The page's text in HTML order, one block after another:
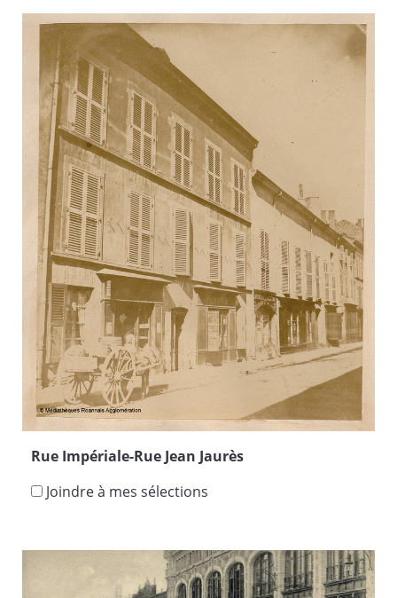
Rue Impériale-Rue Jean Jaurès
Joindre à mes sélections